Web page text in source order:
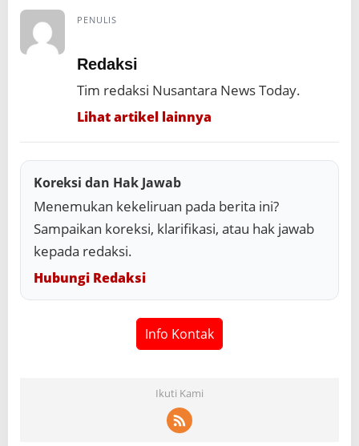
PENULIS
Redaksi
Tim redaksi Nusantara News Today.
Lihat artikel lainnya
Koreksi dan Hak Jawab
Menemukan kekeliruan pada berita ini?
Sampaikan koreksi, klarifikasi, atau hak jawab
kepada redaksi.
Hubungi Redaksi
Info Kontak
Ikuti Kami